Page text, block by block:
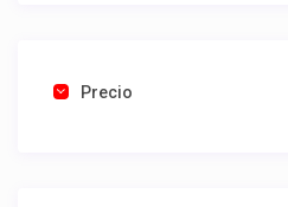
Una foto de cuenta de luz
Precio